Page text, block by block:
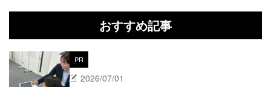
おすすめ記事
PR
2026/07/01